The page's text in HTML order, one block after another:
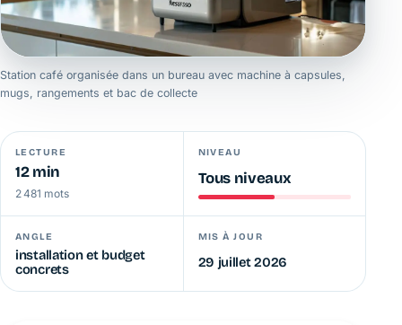
Station café organisée dans un bureau avec machine à capsules,
mugs, rangements et bac de collecte
LECTURE
12 min
2 481 mots
NIVEAU
Tous niveaux
ANGLE
installation et budget
concrets
MIS À JOUR
29 juillet 2026